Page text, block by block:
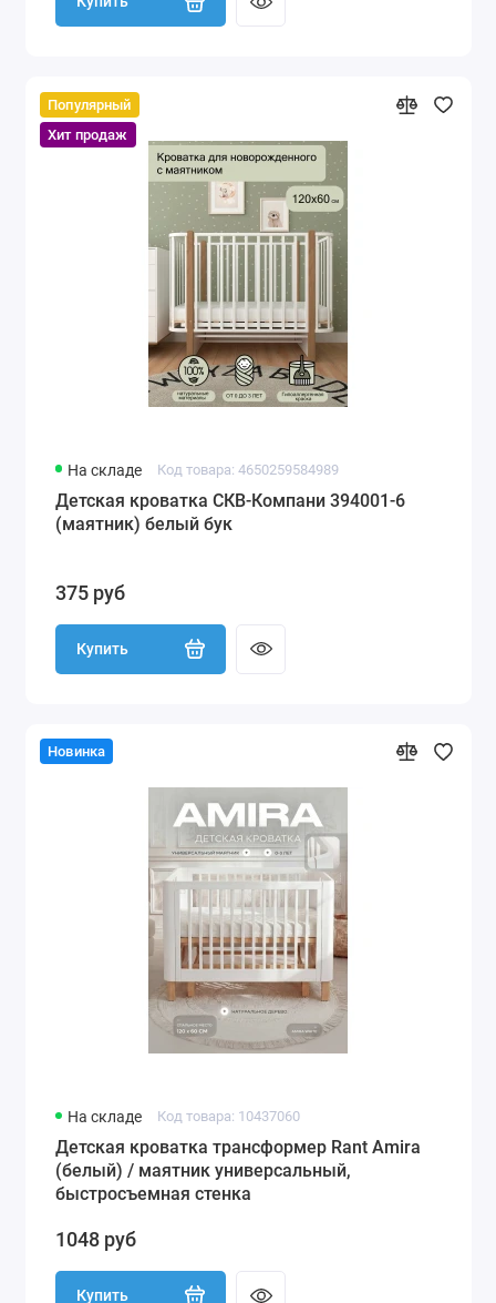
Популярный
Хит продаж
На складе Код товара: 4650259584989
Детская кроватка СКВ-Компани 394001-6
(маятник) белый бук
375 руб
Купить
Новинка
На складе Код товара: 10437060
Детская кроватка трансформер Rant Amira
(белый) / маятник универсальный,
быстросъемная стенка
1048 руб
Купить